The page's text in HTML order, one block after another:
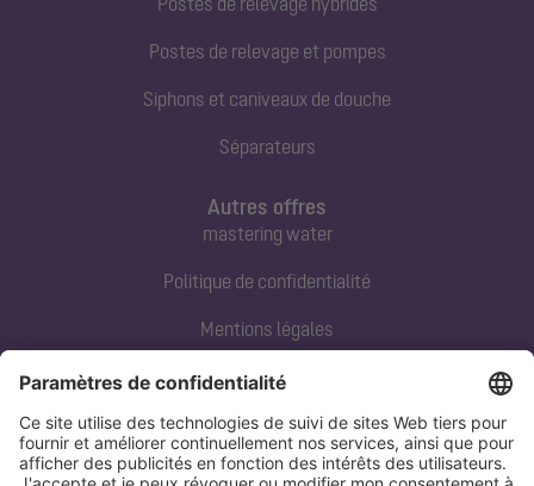
Postes de relevage et pompes
Siphons et caniveaux de douche
Séparateurs
Contact direct
Tel:+33 3 88 65 76 00
Email:info@kessel.fr
Autres offres
mastering water
Politique de confidentialité
Mentions légales